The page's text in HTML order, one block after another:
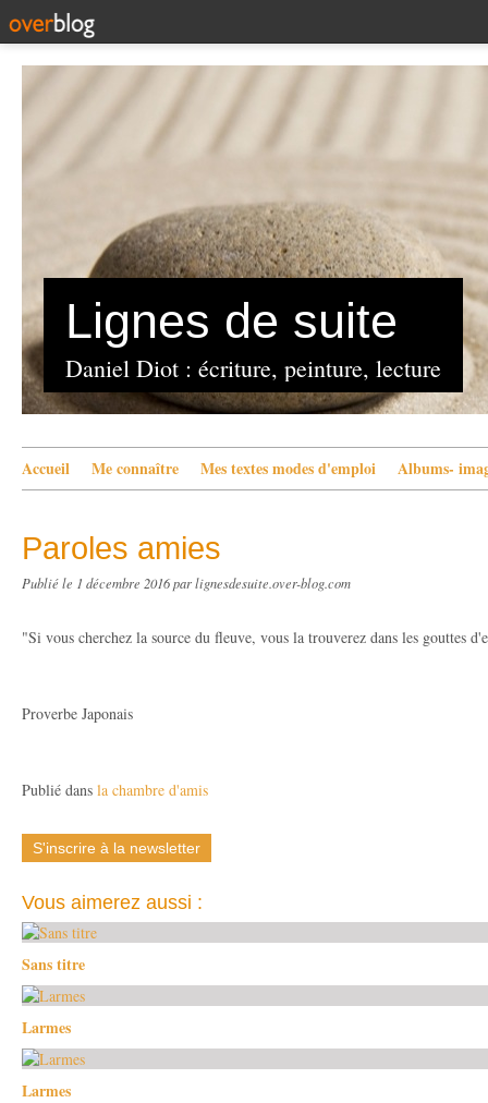
Lignes de suite
Daniel Diot : écriture, peinture, lecture
Accueil Me connaître Mes textes modes d'emploi Albums-
Paroles amies
Publié le 1 décembre 2016par lignesdesuite.over-blog.com
"Si vous cherchez la source du fleuve, vous la trouverez dans les gouttes
Proverbe Japonais
Publié dans la chambre d'amis
S'inscrire à la newsletter
Vous aimerez aussi :
Sans titre
Larmes
Larmes